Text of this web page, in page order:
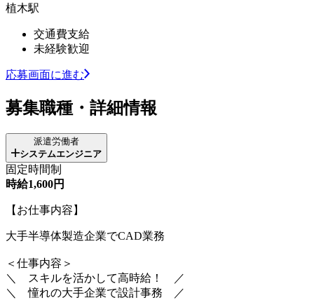
植木駅
交通費支給
未経験歓迎
応募画面に進む
募集職種・詳細情報
派遣労働者
システムエンジニア
固定時間制
時給1,600円
【お仕事内容】
大手半導体製造企業でCAD業務
＜仕事内容＞
＼ スキルを活かして高時給！ ／
＼ 憧れの大手企業で設計事務 ／